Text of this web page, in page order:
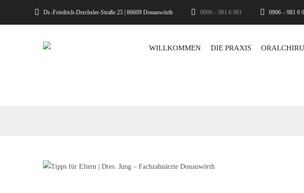
Dr.-Friedrich-Drechsler-Straße 25 | 86609 Donauwörth 0906 – 981 6 981 0906 – 981 6
WILLKOMMEN DIE PRAXIS